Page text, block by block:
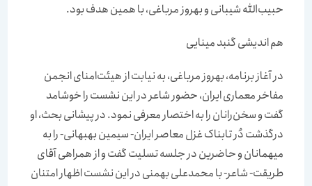
حبیب‌الله شیبانی و بهروز مرباغی، با همین هدف بود.
هم اندیشی گنبد مینایی
در آغاز برنامه، بهروز مرباغی، ‌به نیابت از هیئت‌امنای انجمن
مفاخر معماری ایران،‌ حضور شاعر در این نشست را خوشامد
گفت و سخن‌رانان را به اختصار معرفی نمود. در پیشانی بحث، او
درگذشت دُر تابناک غزل معاصر ایران- سیمین بهبهانی- را به
میهمانان و حاضرین در جلسه تسلیت گفت و از همراهی آقای
طریقت- شاعر- با محمدعلی بهمنی در این نشست اظهار امتنان